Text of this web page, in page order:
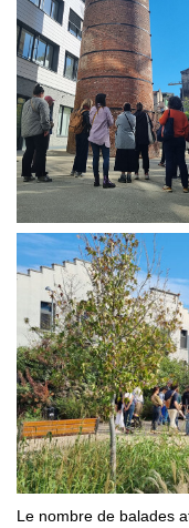
Le nombre de balades